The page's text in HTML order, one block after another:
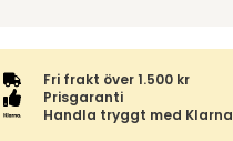
Fri frakt över 1.500 kr
Prisgaranti
Handla tryggt med Klarna